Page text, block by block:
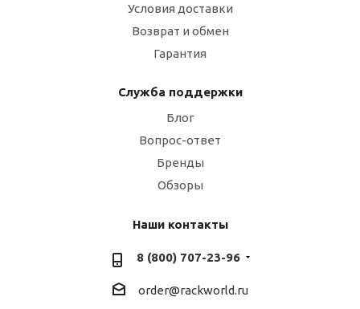
Условия доставки
Возврат и обмен
Гарантия
Служба поддержки
Блог
Вопрос-ответ
Бренды
Обзоры
Наши контакты
8 (800) 707-23-96
order@rackworld.ru